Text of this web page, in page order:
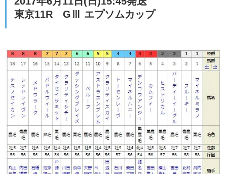
東京11R GⅢ エプソムカップ